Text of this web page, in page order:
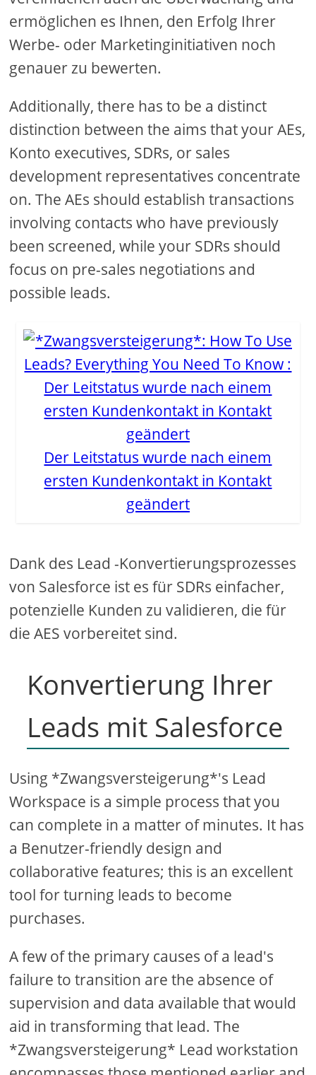
ermöglichen es Ihnen, den Erfolg Ihrer
Werbe- oder Marketinginitiativen noch
genauer zu bewerten.
Additionally, there has to be a distinct
distinction between the aims that your AEs,
Konto executives, SDRs, or sales
development representatives concentrate
on. The AEs should establish transactions
involving contacts who have previously
been screened, while your SDRs should
focus on pre-sales negotiations and
possible leads.
Der Leitstatus wurde nach einem
ersten Kundenkontakt in Kontakt
geändert
Dank des Lead -Konvertierungsprozesses
von Salesforce ist es für SDRs einfacher,
potenzielle Kunden zu validieren, die für
die AES vorbereitet sind.
Konvertierung Ihrer
Leads mit Salesforce
Using *Zwangsversteigerung*'s Lead
Workspace is a simple process that you
can complete in a matter of minutes. It has
a Benutzer-friendly design and
collaborative features; this is an excellent
tool for turning leads to become
purchases.
A few of the primary causes of a lead's
failure to transition are the absence of
supervision and data available that would
aid in transforming that lead. The
*Zwangsversteigerung* Lead workstation